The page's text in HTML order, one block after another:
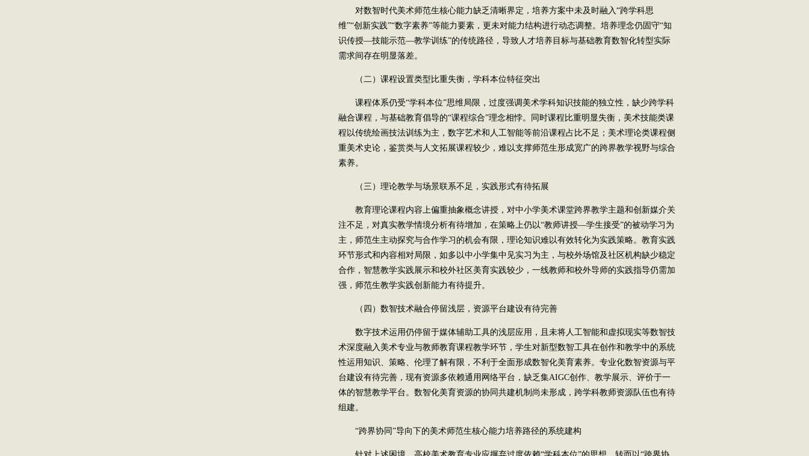
对数智时代美术师范生核心能力缺乏清晰界定，培养方案中未及时融入“跨学科思
维”“创新实践”“数字素养”等能力要素，更未对能力结构进行动态调整。培养理念仍固守“知
识传授—技能示范—教学训练”的传统路径，导致人才培养目标与基础教育数智化转型实际
需求间存在明显落差。
（二）课程设置类型比重失衡，学科本位特征突出
课程体系仍受“学科本位”思维局限，过度强调美术学科知识技能的独立性，缺少跨学科
融合课程，与基础教育倡导的“课程综合”理念相悖。同时课程比重明显失衡，美术技能类课
程以传统绘画技法训练为主，数字艺术和人工智能等前沿课程占比不足；美术理论类课程侧
重美术史论，鉴赏类与人文拓展课程较少，难以支撑师范生形成宽广的跨界教学视野与综合
素养。
（三）理论教学与场景联系不足，实践形式有待拓展
教育理论课程内容上偏重抽象概念讲授，对中小学美术课堂跨界教学主题和创新媒介关
注不足，对真实教学情境分析有待增加，在策略上仍以“教师讲授—学生接受”的被动学习为
主，师范生主动探究与合作学习的机会有限，理论知识难以有效转化为实践策略。教育实践
环节形式和内容相对局限，如多以中小学集中见实习为主，与校外场馆及社区机构缺少稳定
合作，智慧教学实践展示和校外社区美育实践较少，一线教师和校外导师的实践指导仍需加
强，师范生教学实践创新能力有待提升。
（四）数智技术融合停留浅层，资源平台建设有待完善
数字技术运用仍停留于媒体辅助工具的浅层应用，且未将人工智能和虚拟现实等数智技
术深度融入美术专业与教师教育课程教学环节，学生对新型数智工具在创作和教学中的系统
性运用知识、策略、伦理了解有限，不利于全面形成数智化美育素养。专业化数智资源与平
台建设有待完善，现有资源多依赖通用网络平台，缺乏集AIGC创作、教学展示、评价于一
体的智慧教学平台。数智化美育资源的协同共建机制尚未形成，跨学科教师资源队伍也有待
组建。
“跨界协同”导向下的美术师范生核心能力培养路径的系统建构